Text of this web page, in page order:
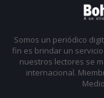
Somos un periódico
fin es brindar un
nuestros lectores se
internacional.